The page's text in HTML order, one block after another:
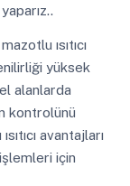
ısıtıcı
yüksek
alanlarda
kontrolünü
avantajları
işlemleri için